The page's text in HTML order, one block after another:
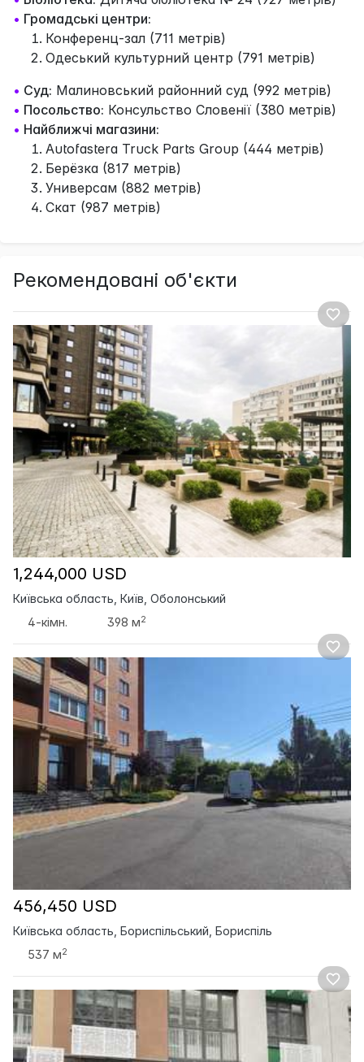
• Громадські центри:
Конференц-зал (711 метрів)
Одеський культурний центр (791 метрів)
• Суд: Малиновський районний суд (992 метрів)
• Посольство: Консульство Словенії (380 метрів)
• Найближчі магазини:
Autofastera Truck Parts Group (444 метрів)
Берёзка (817 метрів)
Универсам (882 метрів)
Скат (987 метрів)
Рекомендовані об'єкти
1,244,000 USD
Київська область, Київ, Оболонський
4-кімн.
398 м2
456,450 USD
Київська область, Бориспільський, Бориспіль
537 м2